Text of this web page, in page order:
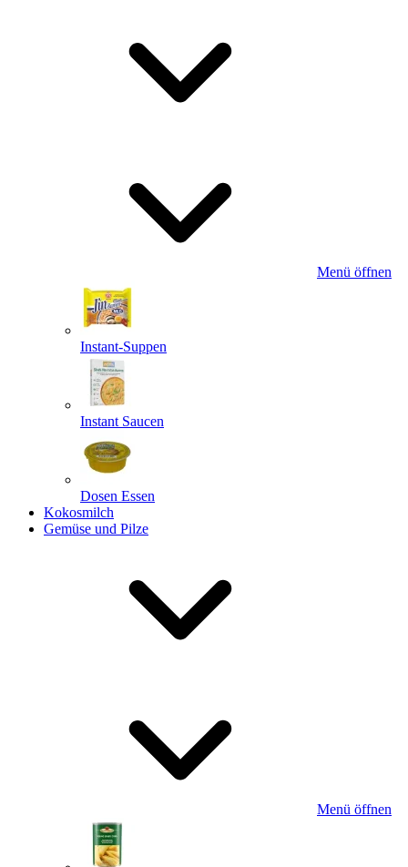
Menü öffnen
Instant-Suppen
Instant Saucen
Dosen Essen
Kokosmilch
Gemüse und Pilze
Menü öffnen